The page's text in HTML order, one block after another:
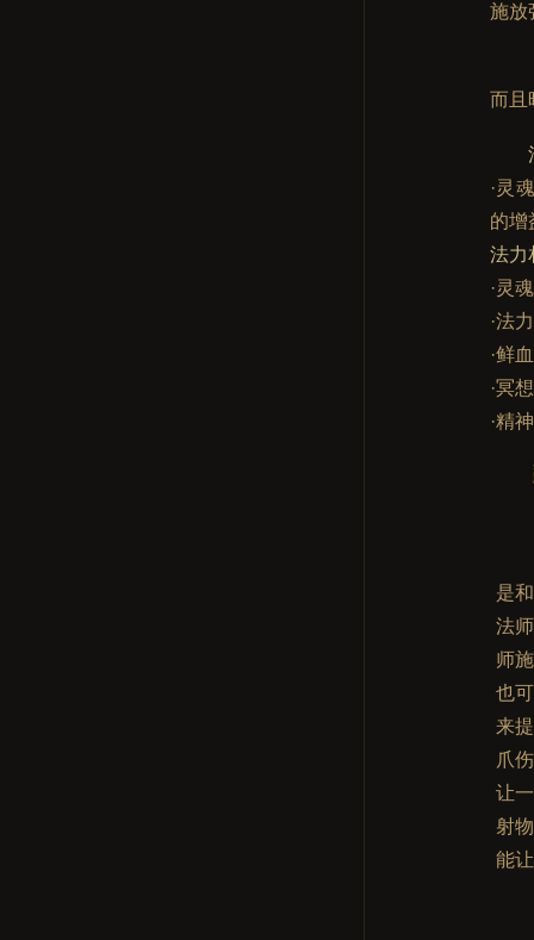
施放
而且
·灵
的增
法力
·灵
·法
·鲜
·冥
·精
是
法
师
也
来
爪
让
射
能